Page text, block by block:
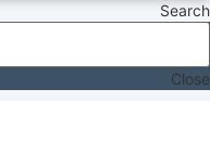
Search
Close